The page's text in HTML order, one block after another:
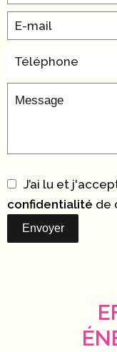
J’ai lu et
confidentialité de
Envoyer